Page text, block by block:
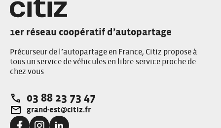
1er réseau coopératif d’autopartage
Précurseur de l’autopartage en France, Citiz propose à
tous un service de véhicules en libre-service proche de
chez vous
Téléphone:
03 88 23 73 47
Adresse e-mail:
grand-est@citiz.fr